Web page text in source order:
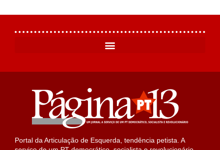
Portal da Articulação de Esquerda, tendência petista. A